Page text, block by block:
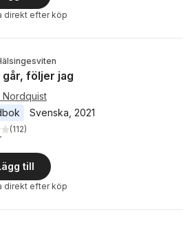
direkt efter köp
går, följer jag
Nordquist
Svenska 2021
stjärnor. Totalt antal röster:
(112)
till
direkt efter köp